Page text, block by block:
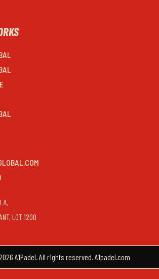
LOT 1200
A1Padel. All rights reserved. A1padel.com